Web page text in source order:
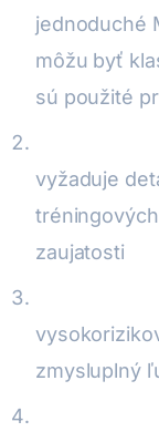
jednoduché
môžu byť
sú použité
vyžaduje
zaujatosti
zmysluplný